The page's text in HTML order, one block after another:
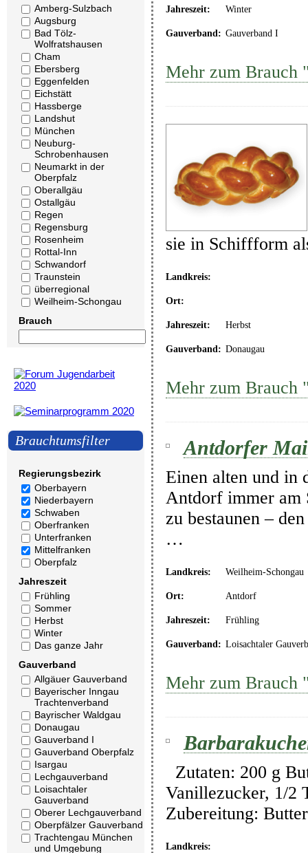
Amberg-Sulzbach
Augsburg
Bad Tölz-
Wolfratshausen
Cham
Ebersberg
Eggenfelden
Eichstätt
Hassberge
Landshut
München
Neuburg-
Schrobenhausen
Neumarkt in der
Oberpfalz
Oberallgäu
Ostallgäu
Regen
Regensburg
Rosenheim
Rottal-Inn
Schwandorf
Traunstein
überregional
Weilheim-Schongau
Brauch
Brauchtumsfilter
Regierungsbezirk
Oberbayern
Niederbayern
Schwaben
Oberfranken
Unterfranken
Mittelfranken
Oberpfalz
Jahreszeit
Frühling
Sommer
Herbst
Winter
Das ganze Jahr
Gauverband
Allgäuer Gauverband
Bayerischer Inngau
Trachtenverband
Bayrischer Waldgau
Donaugau
Gauverband I
Gauverband Oberpfalz
Isargau
Lechgauverband
Loisachtaler
Gauverband
Oberer Lechgauverband
Oberpfälzer Gauverband
Trachtengau München
und Umgebung
Jahreszeit: Winter
Gauverband: Gauverband I
Mehr zum Brauch
sie in Schiffform
Landkreis:
Ort:
Jahreszeit: Herbst
Gauverband: Donaugau
Mehr zum Brauch
Antdorfer
Einen alten und in
Antdorf immer am
zu bestaunen –
…
Landkreis: Weilheim-Schongau
Ort: Antdorf
Jahreszeit: Frühling
Gauverband: Loisachtaler
Mehr zum
Zutaten: 200 g
Vanillezucker, 1/2
Zubereitung:
Landkreis: